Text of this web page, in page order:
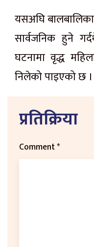
यसअघि
सार्वजनिक हुने
घटनामा वृद्ध
निलेको पाइएको छ ।
प्रतिक्रिया
Comment*